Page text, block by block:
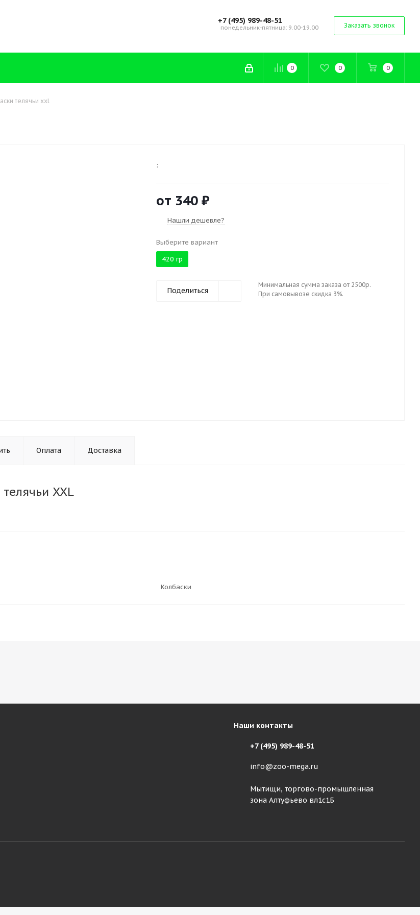
+7 (495) 989-48-51
понедельник-пятница: 9.00-19.00 Заказать звонок
0 0 0
телячьи xxl
:
от 340 ₽
Нашли дешевле?
Выберите вариант
420 гр
Поделиться
Минимальная сумма заказа от 2500р.
При самовывозе скидка 3%.
Оплата Доставка
XXL
Колбаски
Наши контакты
+7 (495) 989-48-51
info@zoo-mega.ru
Мытищи, торгово-промышленная
зона Алтуфьево вл1с1Б